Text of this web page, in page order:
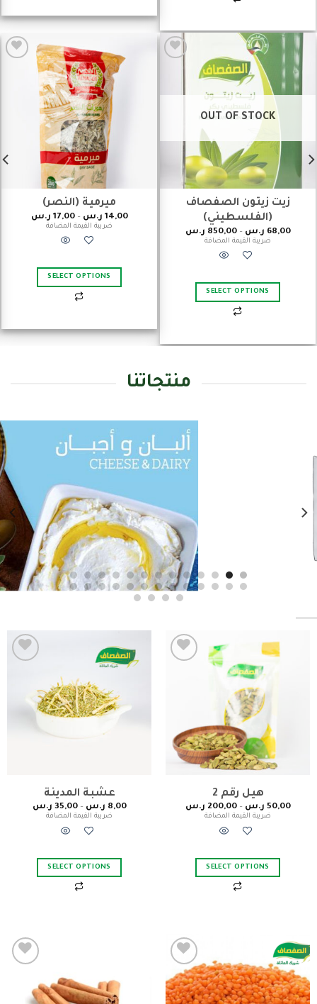
OUT OF STOCK
زيت زيتون الصفصاف
(الفلسطيني)
68,00 ر.س –
850,00 ر.س
ضريبة القيمة المضافة
SELECT OPTIONS
ميرمية (النصر)
14,00 ر.س –
17,00 ر.س
ضريبة القيمة المضافة
SELECT OPTIONS
منتجاتنا
هيل رقم 2
50,00 ر.س –
200,00 ر.س
ضريبة القيمة المضافة
SELECT OPTIONS
wishlist
عشبة المدينة
8,00 ر.س –
35,00 ر.س
ضريبة القيمة المضافة
SELECT OPTIONS
Add to
wishlist
wishlist